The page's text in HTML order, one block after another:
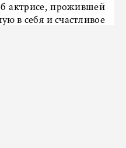
актрисе, прожившей
в себя и счастливое